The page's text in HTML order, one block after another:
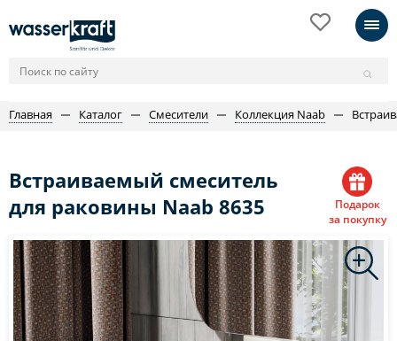
Главная Каталог Смесители Коллекция Naab
Встраиваемый смеситель
для раковины Naab 8635
Подарок
за покупку